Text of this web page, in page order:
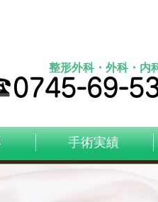
整形外科・外科・内
手術実績